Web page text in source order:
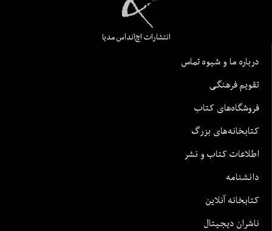
انتشارات اچ‌اند‌اس مدیا
درباره ما و شیوه تماس
تقویم فرهنگی
فروشگاه‌های کتاب
کتابخانه‌های بزرگ
اطلاعات کتاب و نشر
دانشنامه
کتابخانه آنلاین
ناشران دیجیتال